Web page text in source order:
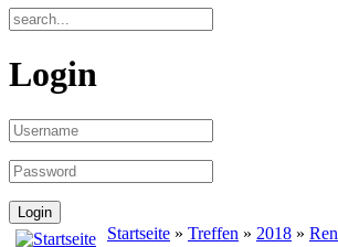
Login
Startseite » Treffen » 2018 »